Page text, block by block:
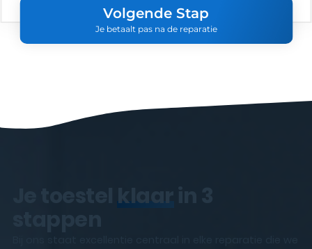
Volgende Stap
Je betaalt pas na de reparatie
klaar